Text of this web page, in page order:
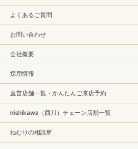
よくあるご質問
お問い合わせ
会社概要
採用情報
直営店舗一覧・かんたんご来店予約
nishikawa（西川）チェーン店舗一覧
ねむりの相談所